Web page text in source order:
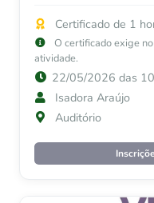
Certificado de 1
O certificado exige
atividade.
22/05/2026 das
Isadora Araújo
Auditório